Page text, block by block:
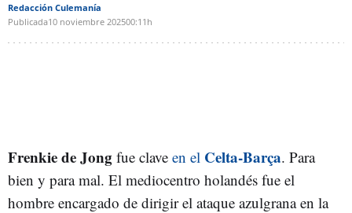
Redacción Culemanía
Publicada10 noviembre 202500:11h
Frenkie de Jong fue clave en el Celta-Barça. Para
bien y para mal. El mediocentro holandés fue el
hombre encargado de dirigir el ataque azulgrana en la